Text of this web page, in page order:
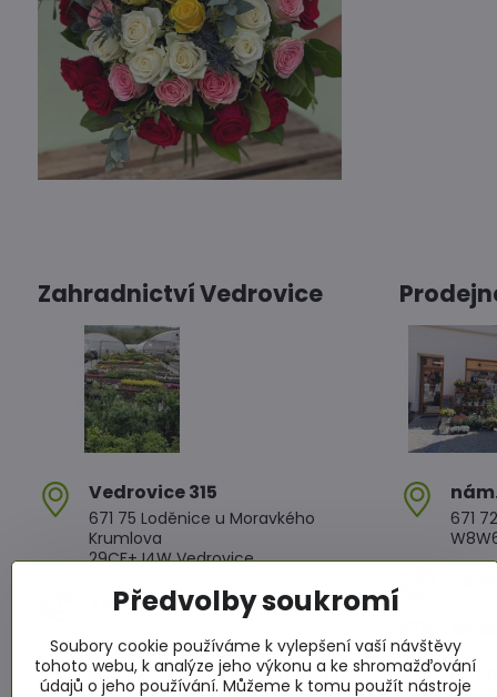
Zahradnictví Vedrovice
Vedrovice 315
671 75 Loděnice u Moravkého
Krumlova
29CF+J4W Vedrovice
+420 607 042 662
Otevírací doba
PO - PÁ: 08:00 - 11:00 13:00 - 17:00
671
PO -
PÁ:
Předvolby soukromí
Soubory cookie používáme k vylepšení vaší návštěvy
tohoto webu, k analýze jeho výkonu a ke shromažďování
údajů o jeho používání. Můžeme k tomu použít nástroje